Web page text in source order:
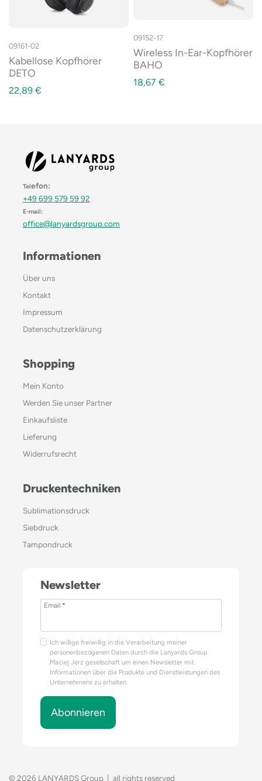
09161-02
Kabellose Kopfhörer
DETO
22,89 €
09152-17
Wireless In-Ear-Kopfhörer
BAHO
18,67 €
Telefon:
+49 699 579 59 92
E-mail:
office@lanyardsgroup.com
Informationen
Über uns
Kontakt
Impressum
Datenschutzerklärung
Shopping
Mein Konto
Werden Sie unser Partner
Einkaufsliste
Lieferung
Widerrufsrecht
Druckentechniken
Sublimationsdruck
Siebdruck
Tampondruck
Newsletter
Email *
Ich willige freiwillig in die Verarbeitung meiner
personenbezogenen Daten durch die Lanyards Group
Maciej Jerz gesellschaft um einen Newsletter mit
Informationen über die Produkte und Dienstleistungen des
Unternehmens zu erhalten.
Abonnieren
© 2026 LANYARDS Group | all rights reserved